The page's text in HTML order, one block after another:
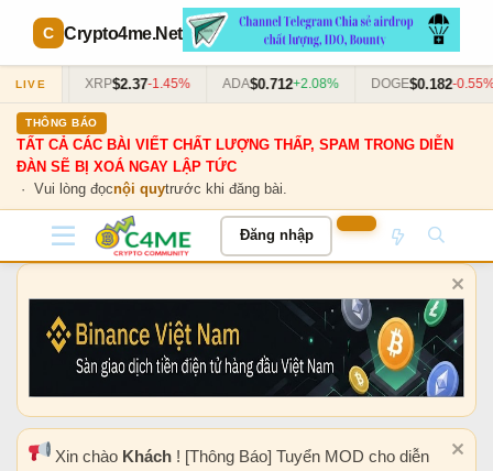
Crypto4me.Net
LIVE
+0.63% XRP$2.37-1.45% ADA$0.712+2.08% DOGE$0.182-0.55%
THÔNG BÁO
TẤT CẢ CÁC BÀI VIẾT CHẤT LƯỢNG THẤP, SPAM TRONG DIỄN
ĐÀN SẼ BỊ XOÁ NGAY LẬP TỨC
· Vui lòng đọcnội quytrước khi đăng bài.
Đăng nhập
Xin chào Khách ! [Thông Báo] Tuyển MOD cho diễn